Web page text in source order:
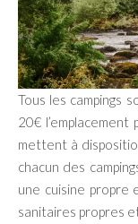
Tous les campings
20€
mettent à
chacun des
une cuisine propre
sanitaires propres